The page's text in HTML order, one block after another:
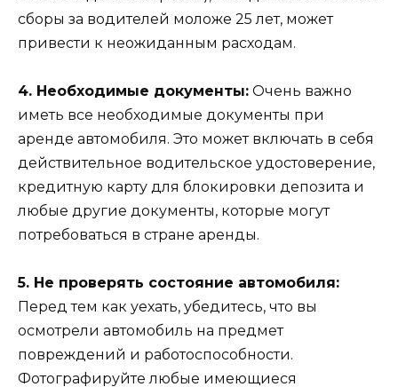
сборы за водителей моложе 25 лет, может
привести к неожиданным расходам.
4. Необходимые документы: Очень важно
иметь все необходимые документы при
аренде автомобиля. Это может включать в себя
действительное водительское удостоверение,
кредитную карту для блокировки депозита и
любые другие документы, которые могут
потребоваться в стране аренды.
5. Не проверять состояние автомобиля:
Перед тем как уехать, убедитесь, что вы
осмотрели автомобиль на предмет
повреждений и работоспособности.
Фотографируйте любые имеющиеся